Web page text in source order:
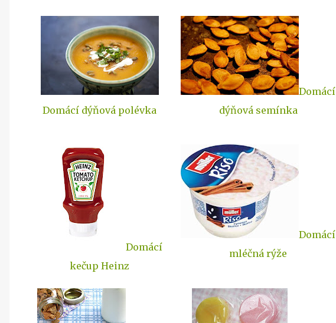
Domácí dýňová polévka
Domácí
dýňová semínka
Domácí
kečup Heinz
Domácí
mléčná rýže